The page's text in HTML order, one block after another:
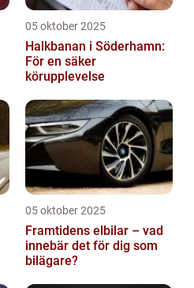
05 oktober 2025
Halkbanan i Söderhamn:
För en säker
körupplevelse
05 oktober 2025
Framtidens elbilar – vad
innebär det för dig som
bilägare?